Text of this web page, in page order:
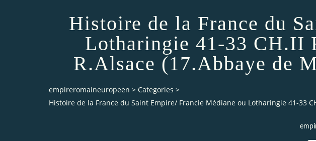
Histoire de la France du
Lotharingie 41-33 CH.II
R.Alsace (17.Abbaye de
empireromaineuropeen > Categories >
Histoire de la France du Saint Empire/ Francie Médiane ou Lotharingie 41-33